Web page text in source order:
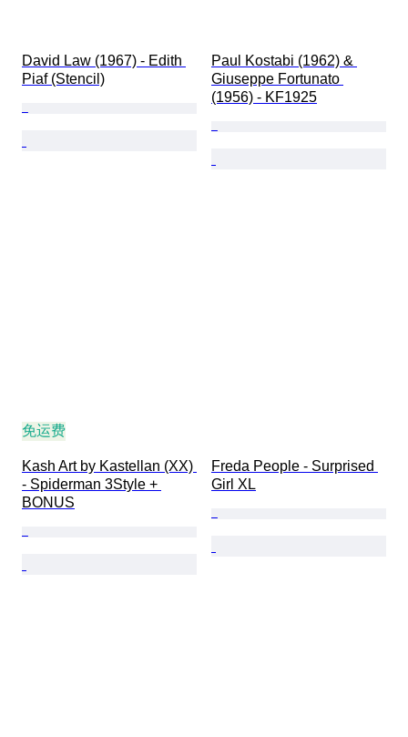
David Law (1967) - Edith
Piaf (Stencil)
Paul Kostabi (1962) &
Giuseppe Fortunato
(1956) - KF1925
免运费
Kash Art by Kastellan (XX)
- Spiderman 3Style +
BONUS
Freda People - Surprised
Girl XL